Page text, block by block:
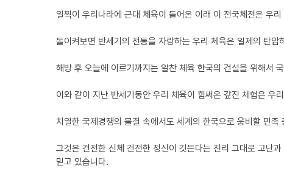
일찍이 우리나라에 근대 체육이 들어온 이래 이 전국체전은 우
돌이켜보면 반세기의 전통을 자랑하는 우리 체육은 일제의 탄
해방 후 오늘에 이르기까지는 알찬 체육 한국의 건설을 위해서
이와 같이 지난 반세기동안 우리 체육이 힘써온 갚진 체험은 우
치열한 국제경쟁의 물결 속에서도 세계의 한국으로 웅비할 민
그것은 건전한 신체 건전한 정신이 깃든다는 진리 그대로 고난
믿고 있습니다.